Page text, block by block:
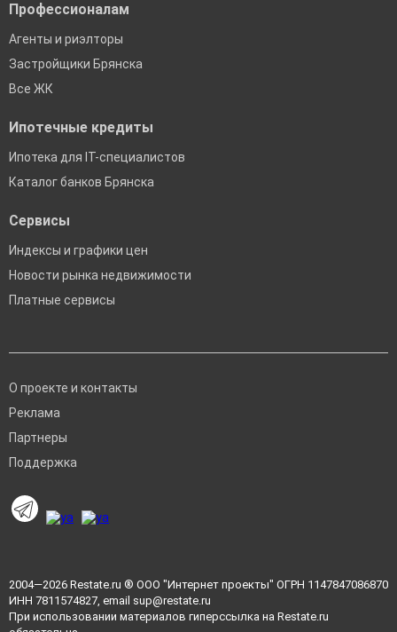
Профессионалам
Агенты и риэлторы
Застройщики Брянска
Все ЖК
Ипотечные кредиты
Ипотека для IT-специалистов
Каталог банков Брянска
Сервисы
Индексы и графики цен
Новости рынка недвижимости
Платные сервисы
О проекте и контакты
Реклама
Партнеры
Поддержка
2004—2026 Restate.ru ® ООО "Интернет проекты" ОГРН 1147847086870
ИНН 7811574827, email sup@restate.ru
При использовании материалов гиперссылка на Restate.ru